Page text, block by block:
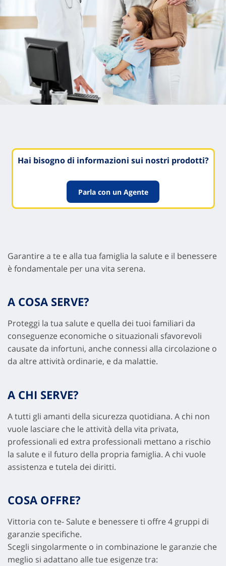
Hai bisogno di informazioni sui nostri prodotti?
Parla con un Agente
Garantire a te e alla tua famiglia la salute e il benessere
è fondamentale per una vita serena.
A COSA SERVE?
Proteggi la tua salute e quella dei tuoi familiari da
conseguenze economiche o situazionali sfavorevoli
causate da infortuni, anche connessi alla circolazione o
da altre attività ordinarie, e da malattie.
A CHI SERVE?
A tutti gli amanti della sicurezza quotidiana. A chi non
vuole lasciare che le attività della vita privata,
professionali ed extra professionali mettano a rischio
la salute e il futuro della propria famiglia. A chi vuole
assistenza e tutela dei diritti.
COSA OFFRE?
Vittoria con te- Salute e benessere ti offre 4 gruppi di
garanzie specifiche.
Scegli singolarmente o in combinazione le garanzie che
meglio si adattano alle tue esigenze tra: